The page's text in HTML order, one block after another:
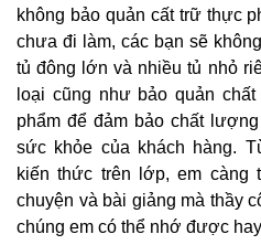
không bảo quản cất trữ thực
chưa đi làm, các bạn sẽ
tủ đông lớn và nhiều tủ nhỏ
loại cũng như bảo quản
phẩm để đảm bảo chất
sức khỏe của khách hàng.
kiến thức trên lớp, em càng
chuyện và bài giảng mà thầy
chúng em có thể nhớ được